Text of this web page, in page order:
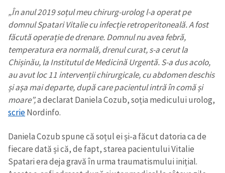
Trimite o informație
Despre ZdG
на русском
„În anul 2019 soțul meu chirurg-urolog l-a operat pe
domnul Spatari Vitalie cu infecție retroperitoneală. A fost
făcută operație de drenare. Domnul nu avea febră,
temperatura era normală, drenul curat, s-a cerut la
Chișinău, la Institutul de Medicină Urgentă. S-a dus acolo,
au avut loc 11 intervenții chirurgicale, cu abdomen deschis
și așa mai departe, după care pacientul intră în comă și
moare”,a declarat Daniela Cozub, soția medicului urolog,
scrieNordinfo.
Daniela Cozub spune că soțul ei și-a făcut datoria ca de
fiecare dată și că, de fapt, starea pacientului Vitalie
Spatari era deja gravă în urma traumatismului inițial.